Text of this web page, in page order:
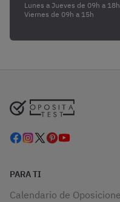
Lunes a Jueves de 09h a 18h
Viernes de 09h a 15h